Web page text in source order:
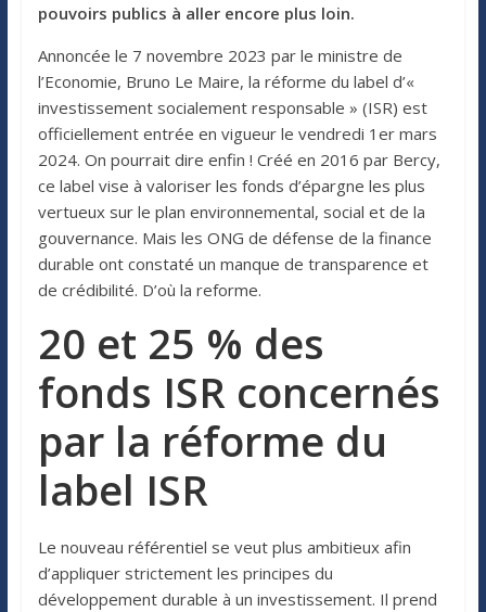
pouvoirs publics à aller encore plus loin.
Annoncée le 7 novembre 2023 par le ministre de
l’Economie, Bruno Le Maire, la réforme du label d’«
investissement socialement responsable » (ISR) est
officiellement entrée en vigueur le vendredi 1er mars
2024. On pourrait dire enfin ! Créé en 2016 par Bercy,
ce label vise à valoriser les fonds d’épargne les plus
vertueux sur le plan environnemental, social et de la
gouvernance. Mais les ONG de défense de la finance
durable ont constaté un manque de transparence et
de crédibilité. D’où la reforme.
20 et 25 % des
fonds ISR concernés
par la réforme du
label ISR
Le nouveau référentiel se veut plus ambitieux afin
d’appliquer strictement les principes du
développement durable à un investissement. Il prend